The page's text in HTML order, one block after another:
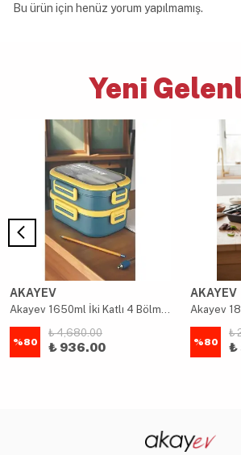
Bu ürün için henüz yorum yapılmamış.
Yeni
AKAYEV
Akayev 1650ml İki Katlı 4 Bölmeli Çelik Yemek Kabı Mavi
%80
₺ 4,680.00
₺ 936.00
AKAYEV
Akayev
%80
₺
₺